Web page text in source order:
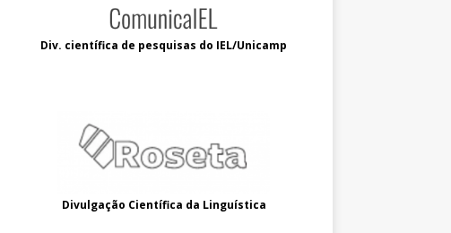
Div. científica de pesquisas do IEL/Unicamp
Divulgação Científica da Linguística